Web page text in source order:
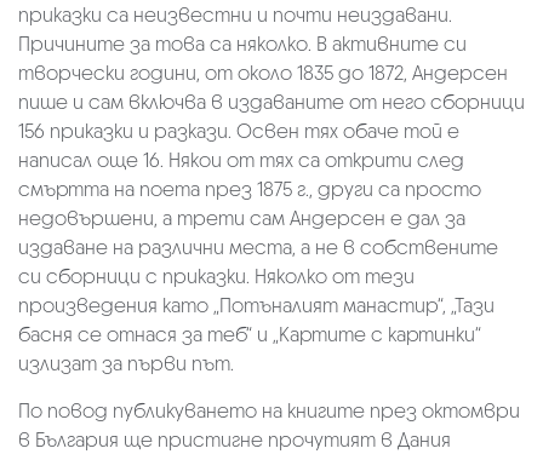
приказки са неизвестни и почти неиздавани.
Причините за това са няколко. В активните си
творчески години, от около 1835 до 1872, Андерсен
пише и сам включва в издаваните от него сборници
156 приказки и разкази. Освен тях обаче той е
написал още 16. Някои от тях са открити след
смъртта на поета през 1875 г., други са просто
недовършени, а трети сам Андерсен е дал за
издаване на различни места, а не в собствените
си сборници с приказки. Няколко от тези
произведения като „Потъналият манастир“, „Тази
басня се отнася за теб“ и „Картите с картинки“
излизат за първи път.
По повод публикуването на книгите през октомври
в България ще пристигне прочутият в Дания